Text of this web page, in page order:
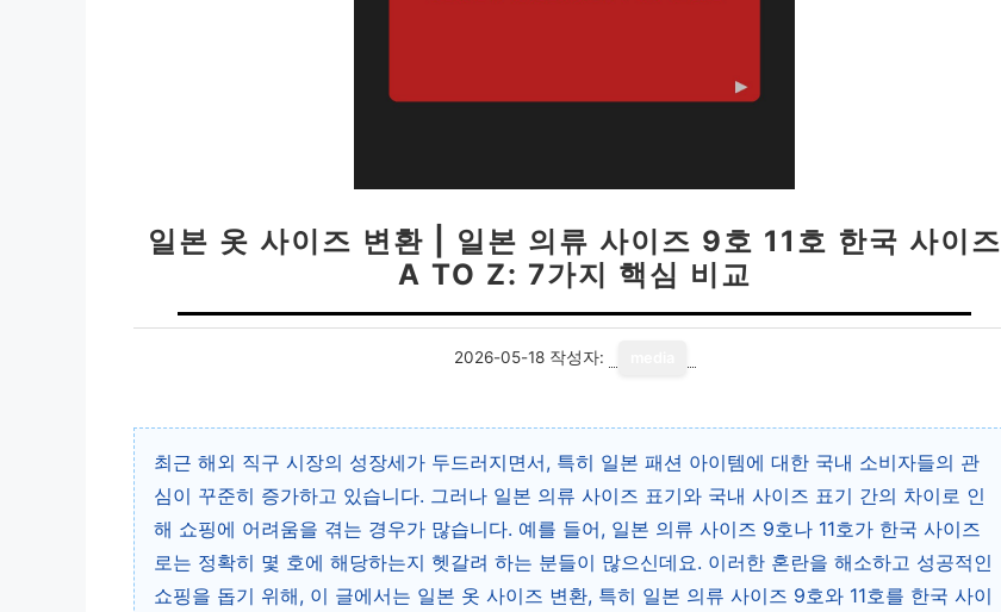
일본 옷 사이즈 변환 | 일본 의류 사이즈 9호 11호 한국 사이즈
A TO Z: 7가지 핵심 비교
2026-05-18 작성자:
최근 해외 직구 시장의 성장세가 두드러지면서, 특히 일본 패션 아이템에 대한 국내 소비자들의 관
심이 꾸준히 증가하고 있습니다. 그러나 일본 의류 사이즈 표기와 국내 사이즈 표기 간의 차이로 인
해 쇼핑에 어려움을 겪는 경우가 많습니다. 예를 들어, 일본 의류 사이즈 9호나 11호가 한국 사이즈
로는 정확히 몇 호에 해당하는지 헷갈려 하는 분들이 많으신데요. 이러한 혼란을 해소하고 성공적인
쇼핑을 돕기 위해, 이 글에서는 일본 옷 사이즈 변환, 특히 일본 의류 사이즈 9호와 11호를 한국 사이